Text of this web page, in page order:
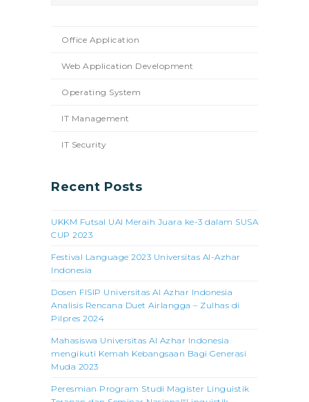
Office Application
Web Application Development
Operating System
IT Management
IT Security
Recent Posts
UKKM Futsal UAI Meraih Juara ke-3 dalam SUSA
CUP 2023
Festival Language 2023 Universitas Al-Azhar
Indonesia
Dosen FISIP Universitas Al Azhar Indonesia
Analisis Rencana Duet Airlangga – Zulhas di
Pilpres 2024
Mahasiswa Universitas Al Azhar Indonesia
mengikuti Kemah Kebangsaan Bagi Generasi
Muda 2023
Peresmian Program Studi Magister Linguistik